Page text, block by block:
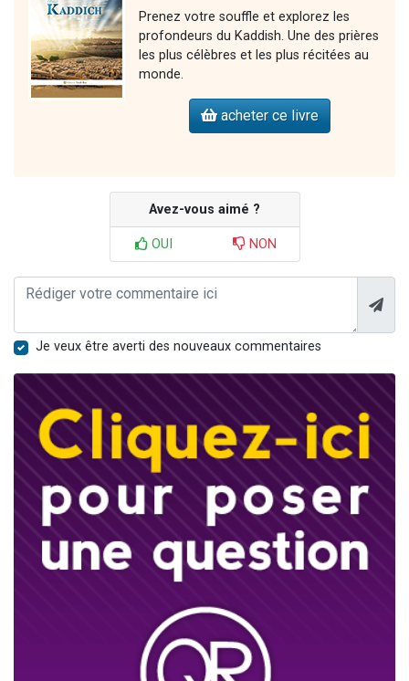
Prenez votre souffle et explorez les
profondeurs du Kaddish. Une des prières
les plus célèbres et les plus récitées au
monde.
acheter ce livre
Avez-vous aimé ?
OUI NON
Je veux être averti des nouveaux commentaires